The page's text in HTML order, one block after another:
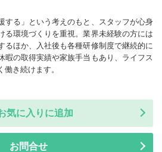
する」という考えのもと、スタッフが心身
る環境づくりを重視。業界未経験の方には
るほか、入社後も各種研修制度で継続的に
暇の取得実績や家族手当もあり、ライフス
き続けます。
気に入りに追加
お問合せ